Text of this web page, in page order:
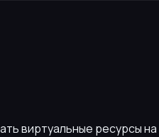
виртуальные ресурсы на